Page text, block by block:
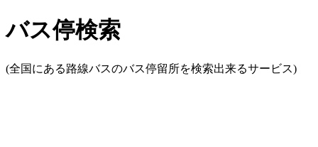
バス停検索
(全国にある路線バスのバス停留所を検索出来るサービス)